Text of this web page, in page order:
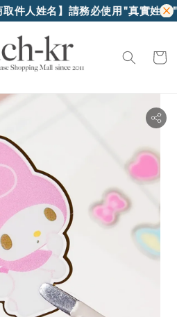
件人姓名】請務必使用"真實姓名